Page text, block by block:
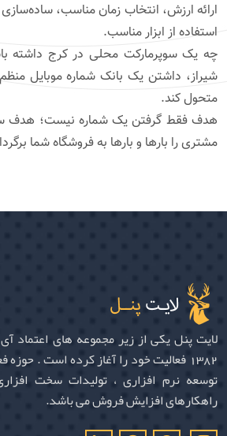
ارائه ارزش، انتخاب زمان مناسب،
استفاده از ابزار مناسب.
چه یک سوپرمارکت محلی در کرج داشته
شیراز، داشتن یک بانک شماره موبایل
متحول کند.
هدف فقط گرفتن یک شماره نیست؛ هدف
مشتری را بارها و بارها به فروشگاه شما
لایت پنل یکی از زیر مجموعه های اعتماد
1382 فعالیت خود را آغاز کرده است .
توسعه نرم افزاری ، تولیدات سخت
راهکارهای افزایش فروش می باشد.